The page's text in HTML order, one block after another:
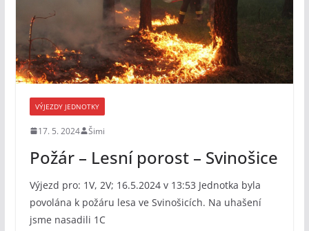
VÝJEZDY JEDNOTKY
17. 5. 2024 Šimi
Požár – Lesní porost – Svinošice
Výjezd pro: 1V, 2V; 16.5.2024 v 13:53 Jednotka byla
povolána k požáru lesa ve Svinošicích. Na uhašení
jsme nasadili 1C